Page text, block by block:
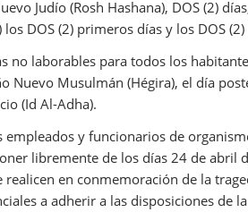
Judío (Rosh Hashana), DOS (2)
los DOS (2) primeros días y los DOS
no laborables para todos los
Nuevo Musulmán (Hégira), el día
(Id Al-Adha).
empleados y funcionarios de
libremente de los días 24 de abril
realicen en conmemoración de la
a adherir a las disposiciones de